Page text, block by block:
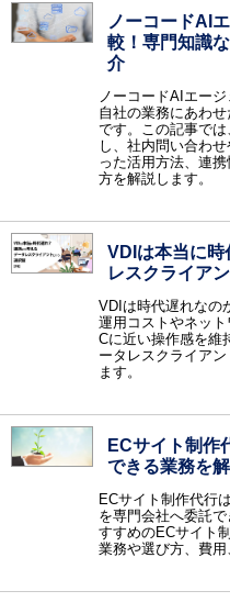
ネットワークセキュリティ
その他のセキュリティ
データセンター
データ管理
設計開発
監視
認証
アウトソーシング
ノーコードAI
較！専門知識
介
ノーコードAIエー
自社の業務にあわ
です。この記事で
し、社内問い合わ
った活用方法、連
方を解説します。
VDIは本当に時
レスクライア
VDIは時代遅れなの
運用コストやネッ
Cに近い操作感を維
ータレスクライア
ます。
ECサイト制作
できる業務を
ECサイト制作代行
を専門会社へ委託
すすめのECサイト
業務や選び方、費用